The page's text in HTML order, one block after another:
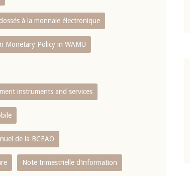
à la monnaie électronique
Monetary Policy in WAMU
instruments and services
de la BCEAO
Note trimestrielle d‘information
2025
10 juin 2026
juin 2026, prononcée par son Président
Monsieur Jean-Claude Kassi BROU